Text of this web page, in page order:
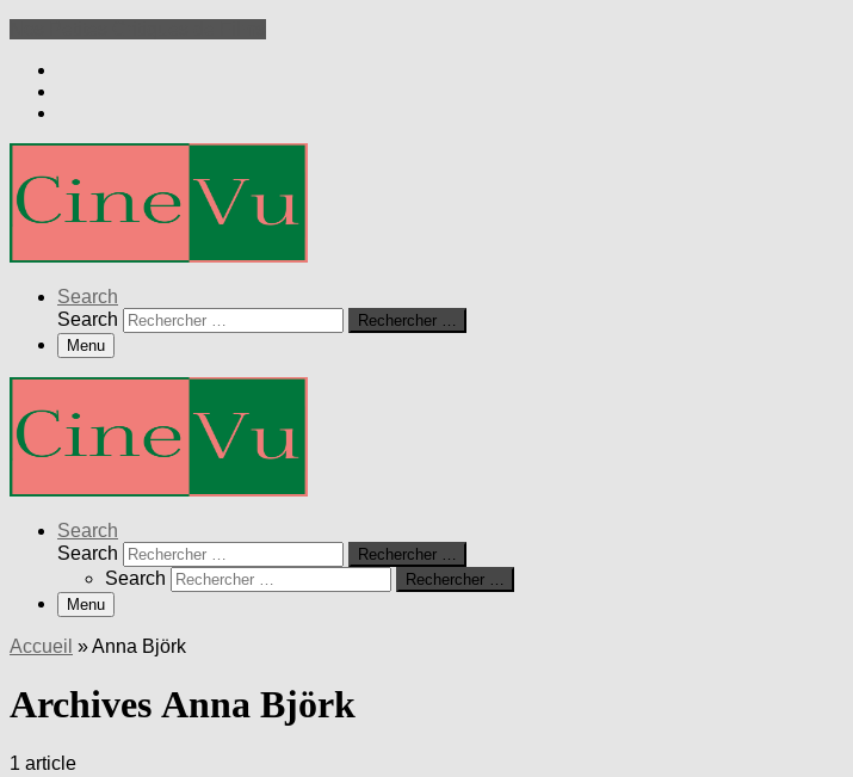
Search
Search
Rechercher …
Menu
Search
Search
Rechercher …
Search
Rechercher …
Menu
Accueil »Anna Björk
Archives Anna Björk
1 article